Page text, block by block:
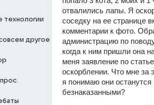
технологии
другое
отвалились лапы. Я
соседку на ее странице
комментарии к фото.
администрацию по
когда к ним пришли она
меня заявление по
оскорблении. Что мне за
я понимаю они останутся
безнаказанными?